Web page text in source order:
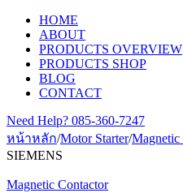
HOME
ABOUT
PRODUCTS OVERVIEW
PRODUCTS SHOP
BLOG
CONTACT
Need Help? 085-360-7247
หน้าหลัก/Motor Starter/Magnetic
SIEMENS
Magnetic Contactor